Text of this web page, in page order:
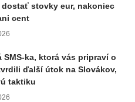
dostať stovky eur, nakoniec
cent
SMS-ka, ktorá vás pripraví o
ďalší útok na Slovákov,
taktiku